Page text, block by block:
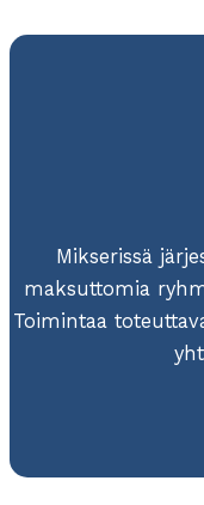
Mikserissä
maksuttomia
Toimintaa